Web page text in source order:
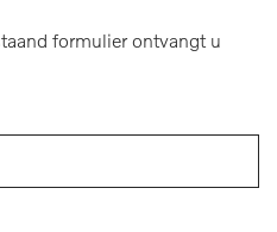
formulier ontvangt u